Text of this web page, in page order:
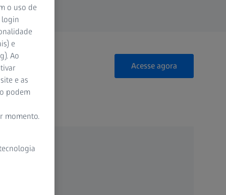
Acesse agora
o uso de
login
e
Ao
e as
podem
momento.